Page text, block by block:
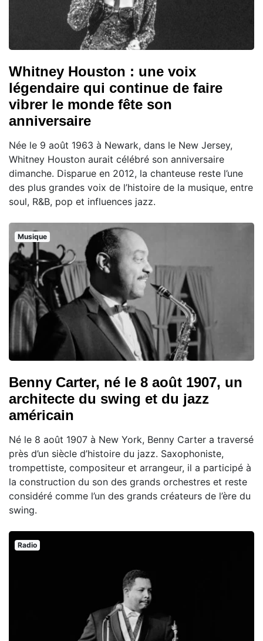
Whitney Houston : une voix
légendaire qui continue de faire
vibrer le monde fête son
anniversaire
Née le 9 août 1963 à Newark, dans le New Jersey,
Whitney Houston aurait célébré son anniversaire
dimanche. Disparue en 2012, la chanteuse reste l’une
des plus grandes voix de l’histoire de la musique, entre
soul, R&B, pop et influences jazz.
Musique
Benny Carter, né le 8 août 1907, un
architecte du swing et du jazz
américain
Né le 8 août 1907 à New York, Benny Carter a traversé
près d’un siècle d’histoire du jazz. Saxophoniste,
trompettiste, compositeur et arrangeur, il a participé à
la construction du son des grands orchestres et reste
considéré comme l’un des grands créateurs de l’ère du
swing.
Radio